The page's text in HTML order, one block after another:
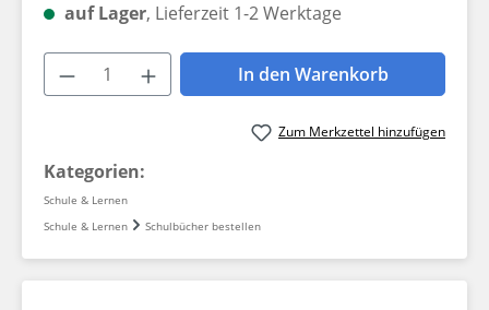
auf Lager, Lieferzeit 1-2 Werktage
Produkt Anzahl: Gib den
In den Warenkorb
Zum Merkzettel hinzufügen
Kategorien:
Schule & Lernen
Schule & Lernen
Schulbücher bestellen